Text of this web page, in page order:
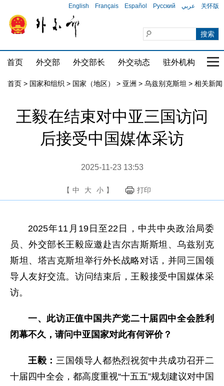
English Français Español Русский عربي 关怀版
首页 外交部 外交部长 外交动态 驻外机构 国
首页 > 国家和组织 > 国家（地区） > 亚洲 > 乌兹别克斯坦 > 相关新闻
王毅在结束对中亚三国访问
后接受中国媒体采访
2025-11-23 13:53
【 中 大 小 】 打印
2025年11月19日至22日，中共中央政治局委
员、外交部长王毅应邀赴吉尔吉斯斯坦、乌兹别克
斯坦、塔吉克斯坦举行外长战略对话，并同三国领
导人友好交流。访问结束后，王毅接受中国媒体采
访。
一、此访正值中国共产党二十届四中全会胜利
闭幕不久，请问中亚国家对此有何评价？
王毅： 三国领导人都热烈祝贺中共成功召开二
十届四中全会，都高度重视“十五五”规划建议对中国